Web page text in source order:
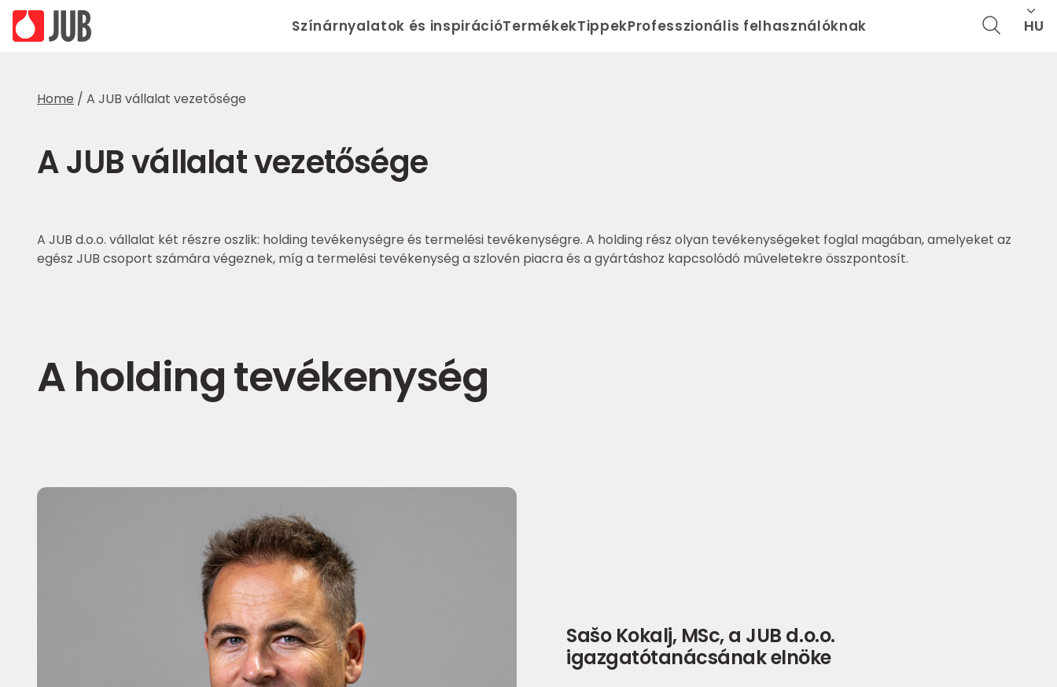
Színárnyalatok és inspirációTermékekTippekProfesszionális felhasználóknak HU
Home / A JUB vállalat vezetősége
A JUB vállalat vezetősége
A JUB d.o.o. vállalat két részre oszlik: holding tevékenységre és termelési tevékenységre. A holding rész olyan tevékenységeket foglal magában, amelyeket az
egész JUB csoport számára végeznek, míg a termelési tevékenység a szlovén piacra és a gyártáshoz kapcsolódó műveletekre összpontosít.
A holding tevékenység
Sašo Kokalj, MSc, a JUB d.o.o.
igazgatótanácsának elnöke